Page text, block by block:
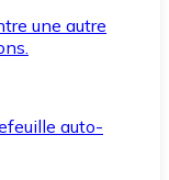
une autre
auto-